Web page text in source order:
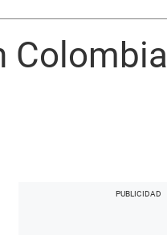
Colombia